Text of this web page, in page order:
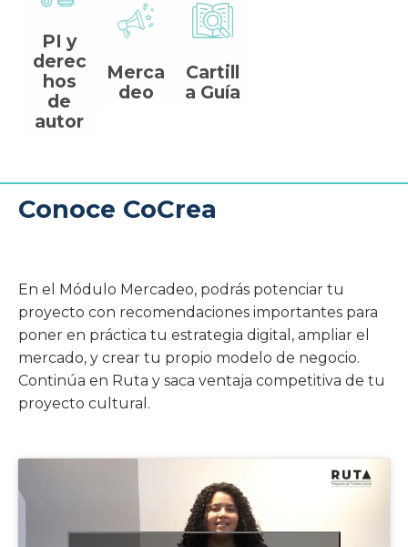
Histórico
Sala de prensa
Noticias
Ventana, el blog de CoCrea
PI y
derec
hos
de
autor
Merca
deo
Cartill
a Guía
Conoce CoCrea
En el Módulo Mercadeo, podrás potenciar tu
proyecto con recomendaciones importantes para
poner en práctica tu estrategia digital, ampliar el
mercado, y crear tu propio modelo de negocio.
Continúa en Ruta y saca ventaja competitiva de tu
proyecto cultural.